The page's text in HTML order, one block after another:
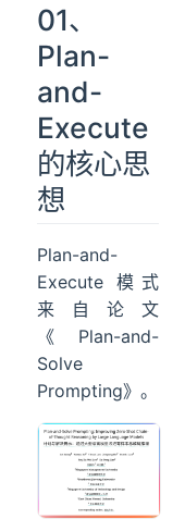
01、
Plan-
and-
Execute
的核心思
想
Plan-and-
Execute 模式
来自论文
《Plan-and-
Solve
Prompting》。